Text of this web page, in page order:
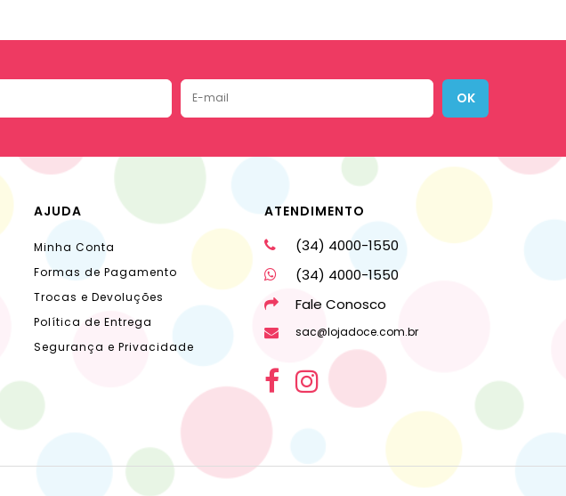
OK
AJUDA
Minha Conta
Formas de Pagamento
Trocas e Devoluções
Política de Entrega
Segurança e Privacidade
ATENDIMENTO
(34) 4000-1550
(34) 4000-1550
Fale Conosco
sac@lojadoce.com.br